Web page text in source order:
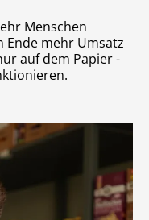
Menschen
Ende mehr Umsatz
auf dem Papier -